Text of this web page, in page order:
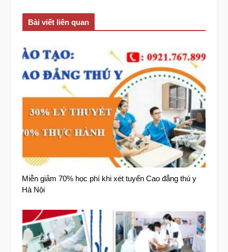
Bài viết liên quan
Miễn giảm 70% học phí khi xét tuyển Cao đẳng thú y
Hà Nội